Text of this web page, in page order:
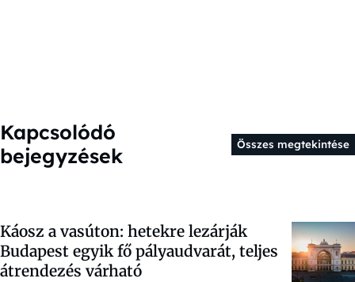
Kapcsolódó
bejegyzések
Összes megtekintése
Káosz a vasúton: hetekre lezárják
Budapest egyik fő pályaudvarát, teljes
átrendezés várható